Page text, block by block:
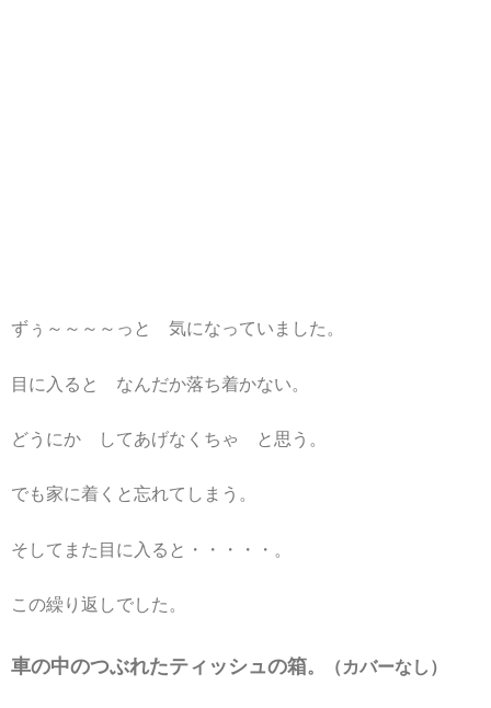
ずぅ～～～～っと 気になっていました。
目に入ると なんだか落ち着かない。
どうにか してあげなくちゃ と思う。
でも家に着くと忘れてしまう。
そしてまた目に入ると・・・・・。
この繰り返しでした。
車の中のつぶれたティッシュの箱。（カバーなし）